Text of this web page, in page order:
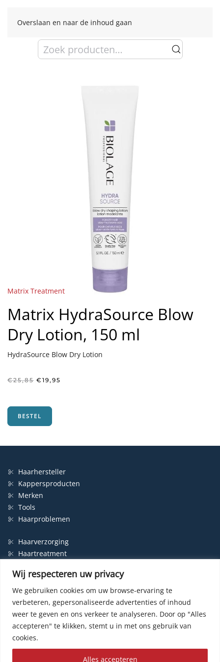
Wij respecteren uw privacy
We gebruiken cookies om uw browse-ervaring te
verbeteren, gepersonaliseerde advertenties of inhoud
weer te geven en ons verkeer te analyseren. Door op "Alles
accepteren" te klikken, stemt u in met ons gebruik van
cookies.
Alles accepteren
Overslaan en naar de inhoud gaan
Zoeken
naar:
Matrix Treatment
Matrix HydraSource Blow
Dry Lotion, 150 ml
HydraSource Blow Dry Lotion
€25,85 Oorspronkelijke
€ 19,95
BESTEL
Haarhersteller
Kappersproducten
Merken
Tools
Haarproblemen
Haarverzorging
Haartreatment
Styling
Shampoo
Haarverf
Permanente haarverf
Semi-permanente haarverf
Haarverf zonder ammonia